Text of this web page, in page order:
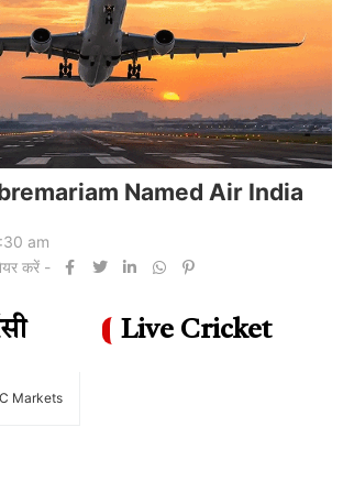
में पहली बार 'बर्थ टूरिज्म' पर
7, 2026
4:18 am
Markets
Live Cricket